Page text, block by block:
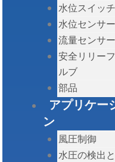
水位スイッチ
水位センサー
流量センサー
安全リリー
ルブ
部品
アプリケー
ン
風圧制御
水圧の検出